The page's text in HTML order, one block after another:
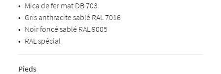
• Mica de fer mat DB 703
• Gris anthracite sablé RAL 7016
• Noir foncé sablé RAL 9005
• RAL spécial
Pieds